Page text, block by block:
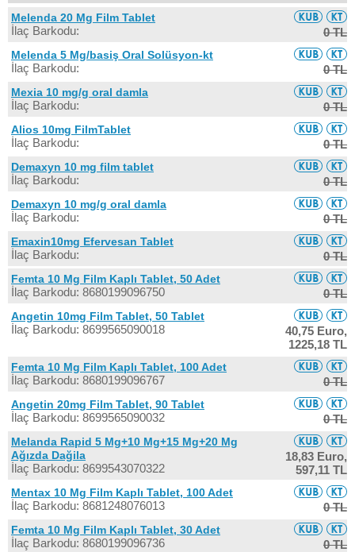
Melenda 20 Mg Film Tablet
İlaç Barkodu: 0 TL
Melenda 5 Mg/basiş Oral Solüsyon-kt
İlaç Barkodu: 0 TL
Mexia 10 mg/g oral damla
İlaç Barkodu: 0 TL
Alios 10mg FilmTablet
İlaç Barkodu: 0 TL
Demaxyn 10 mg film tablet
İlaç Barkodu: 0 TL
Demaxyn 10 mg/g oral damla
İlaç Barkodu: 0 TL
Emaxin10mg Efervesan Tablet
İlaç Barkodu: 0 TL
Femta 10 Mg Film Kaplı Tablet, 50 Adet
İlaç Barkodu: 8680199096750 0 TL
Angetin 10mg Film Tablet, 50 Tablet
İlaç Barkodu: 8699565090018
40,75 Euro,
1225,18 TL
Femta 10 Mg Film Kaplı Tablet, 100 Adet
İlaç Barkodu: 8680199096767 0 TL
Angetin 20mg Film Tablet, 90 Tablet
İlaç Barkodu: 8699565090032 0 TL
Melanda Rapid 5 Mg+10 Mg+15 Mg+20 Mg
Ağızda Dağila
İlaç Barkodu: 8699543070322
18,83 Euro,
597,11 TL
Mentax 10 Mg Film Kaplı Tablet, 100 Adet
İlaç Barkodu: 8681248076013 0 TL
Femta 10 Mg Film Kaplı Tablet, 30 Adet
İlaç Barkodu: 8680199096736 0 TL